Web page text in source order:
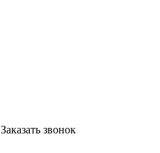
Заказать звонок